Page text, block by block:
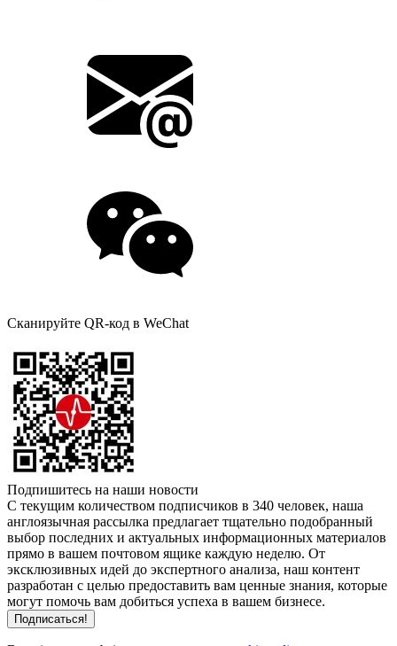
Сканируйте QR-код в WeChat
Подпишитесь на наши новости
С текущим количеством подписчиков в 340 человек, наша
англоязычная рассылка предлагает тщательно подобранный
выбор последних и актуальных информационных материалов
прямо в вашем почтовом ящике каждую неделю. От
эксклюзивных идей до экспертного анализа, наш контент
разработан с целью предоставить вам ценные знания, которые
могут помочь вам добиться успеха в вашем бизнесе.